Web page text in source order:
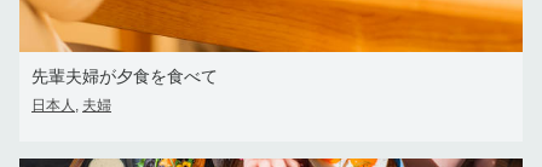
先輩夫婦が夕食を食べて
日本人 夫婦